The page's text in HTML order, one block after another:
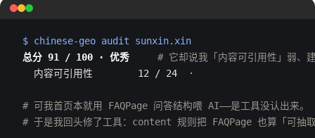
$ chinese-geo audit sunxin.xin
总分 91 / 100 · 优秀
# 它却说我「内容可引用性」弱、
  内容可引用性        12 / 24
·
# 可我首页本就用 FAQPage 问答结构喂 AI——是工具没认出来。
# 于是我回头修了工具：content 规则把 FAQPage 也算「可抽